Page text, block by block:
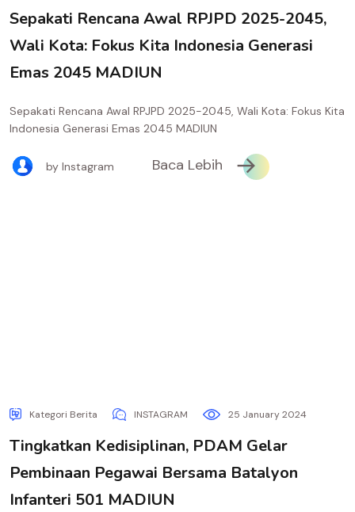
Sepakati Rencana Awal RPJPD 2025-2045,
Wali Kota: Fokus Kita Indonesia Generasi
Emas 2045 MADIUN
Sepakati Rencana Awal RPJPD 2025-2045, Wali Kota: Fokus Kita
Indonesia Generasi Emas 2045 MADIUN
by Instagram Baca Lebih
Kategori Berita INSTAGRAM 25 January 2024
Tingkatkan Kedisiplinan, PDAM Gelar
Pembinaan Pegawai Bersama Batalyon
Infanteri 501 MADIUN